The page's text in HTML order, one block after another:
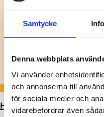
Samtycke
Denna webbplats
Vi använder
och annonserna till
för sociala medier och
vidarebefordrar även
HEM > ARTIKLAR>